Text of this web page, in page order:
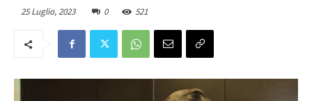
25 Luglio, 2023 0 521